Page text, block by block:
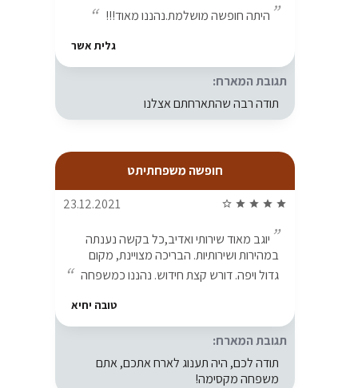
היתה חופשה מושלמת.נהננו מאוד!!!
גלית אשר
תגובת המארח:
תודה רבה שהתארחתם אצלנו
חופשה משפחתיתט
star
star
star
star
star_border
23.12.2021
יוגב מאוד שירותי ואדיב,כל בקשה נענתה
במהירות ושירותיות. הבריכה מצויינת, מקום
גדול ויפה. דורש קצת חידוש. נהננו כמשפחה
טובה יחיא
תגובת המארח:
תודה לכם, היה תענוג לארח אתכם, אתם
משפחה מקסימה!